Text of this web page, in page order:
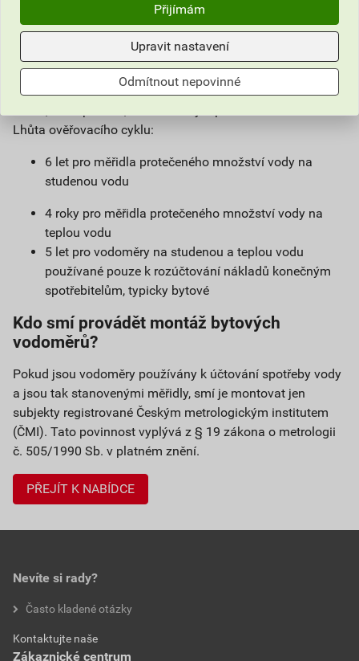
Po jaké době se musí ověřovat?
Ověřovací lhůtu stanovuje vyhláška Ministerstva průmyslu
a obchodu č. 345/2002 Sb. v platném znění. Lhůta se
počítá až od 1. ledna roku následujícího po roku uvedení
Lhůta ověřovacího cyklu:
6 let pro měřidla protečeného množství vody na
studenou vodu
4 roky pro měřidla protečeného množství vody na
teplou vodu
5 let pro vodoměry na studenou a teplou vodu
používané pouze k rozúčtování nákladů konečným
spotřebitelům, typicky bytové
Kdo smí provádět montáž bytových
vodoměrů?
Pokud jsou vodoměry používány k účtování spotřeby vody
a jsou tak stanovenými měřidly, smí je montovat jen
subjekty registrované Českým metrologickým institutem
(ČMI). Tato povinnost vyplývá z § 19 zákona o metrologii
č. 505/1990 Sb. v platném znění.
PŘEJÍT K NABÍDCE
Nevíte si rady?
Často kladené otázky
Kontaktujte naše
Zákaznické centrum
Přijímám
Upravit nastavení
Odmítnout nepovinné